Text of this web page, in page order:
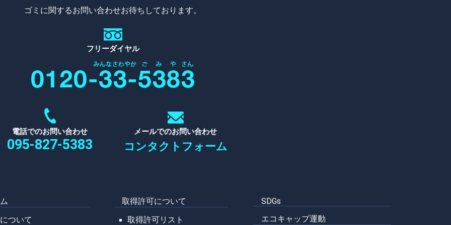
ゴミに関するお問い合わせお待ちしております。
フリーダイヤル
電話でのお問い合わせ
095-827-5383
メールでのお問い合わせ
コンタクトフォーム
ついて
取得許可について
取得許可リスト
SDGs
エコキャップ運動